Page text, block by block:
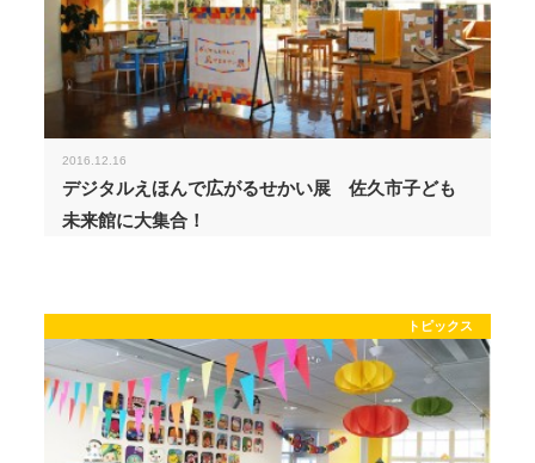
2016.12.16
デジタルえほんで広がるせかい展 佐久市子ども
未来館に大集合！
トピックス